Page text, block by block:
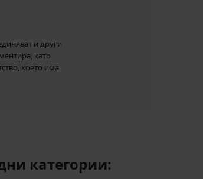
и други
като
което има
категории: